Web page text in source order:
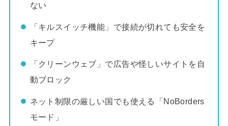
ない
「キルスイッチ機能」で接続が切れても安全を
キープ
「クリーンウェブ」で広告や怪しいサイトを自
動ブロック
ネット制限の厳しい国でも使える「NoBorders
モード」